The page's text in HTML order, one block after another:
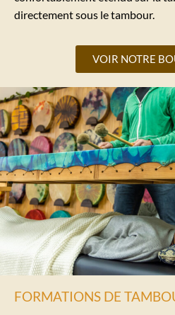
directement sous le tambour.
VOIR NOTRE
FORMATIONS DE